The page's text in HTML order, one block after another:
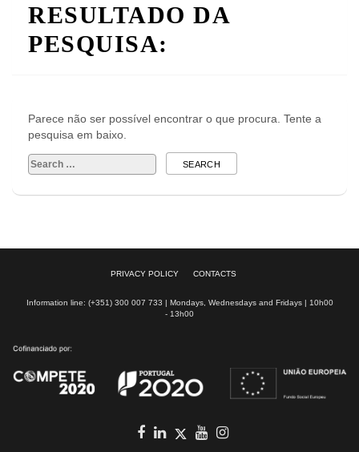
RESULTADO DA
PESQUISA:
Parece não ser possível encontrar o que procura. Tente a
pesquisa em baixo.
Search
for:
PRIVACY POLICY CONTACTS
Information line: (+351) 300 007 733 | Mondays, Wednesdays and Fridays | 10h00
- 13h00
Twitter